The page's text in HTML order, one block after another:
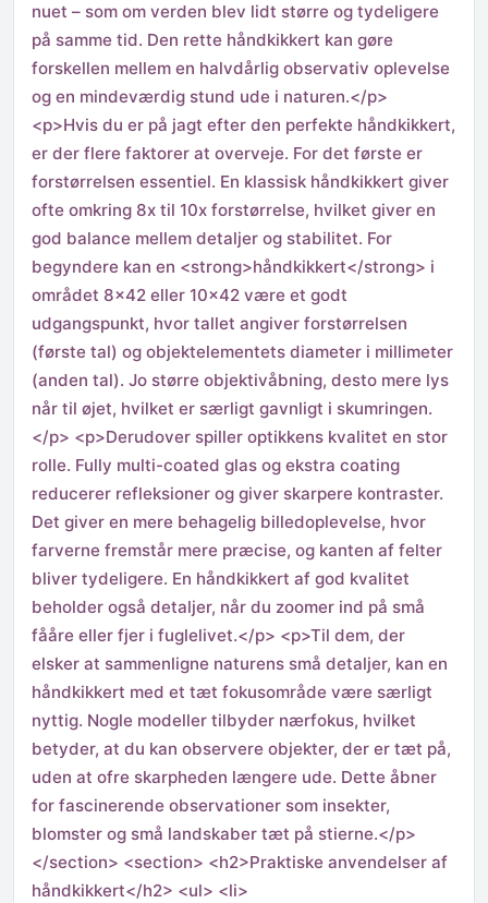
nuet – som om verden blev lidt større og tydeligere
på samme tid. Den rette håndkikkert kan gøre
forskellen mellem en halvdårlig observativ oplevelse
og en mindeværdig stund ude i naturen.</p>
<p>Hvis du er på jagt efter den perfekte håndkikkert,
er der flere faktorer at overveje. For det første er
forstørrelsen essentiel. En klassisk håndkikkert giver
ofte omkring 8x til 10x forstørrelse, hvilket giver en
god balance mellem detaljer og stabilitet. For
begyndere kan en <strong>håndkikkert</strong> i
området 8×42 eller 10×42 være et godt
udgangspunkt, hvor tallet angiver forstørrelsen
(første tal) og objektelementets diameter i millimeter
(anden tal). Jo større objektivåbning, desto mere lys
når til øjet, hvilket er særligt gavnligt i skumringen.
</p> <p>Derudover spiller optikkens kvalitet en stor
rolle. Fully multi-coated glas og ekstra coating
reducerer refleksioner og giver skarpere kontraster.
Det giver en mere behagelig billedoplevelse, hvor
farverne fremstår mere præcise, og kanten af felter
bliver tydeligere. En håndkikkert af god kvalitet
beholder også detaljer, når du zoomer ind på små
fååre eller fjer i fuglelivet.</p> <p>Til dem, der
elsker at sammenligne naturens små detaljer, kan en
håndkikkert med et tæt fokusområde være særligt
nyttig. Nogle modeller tilbyder nærfokus, hvilket
betyder, at du kan observere objekter, der er tæt på,
uden at ofre skarpheden længere ude. Dette åbner
for fascinerende observationer som insekter,
blomster og små landskaber tæt på stierne.</p>
</section> <section> <h2>Praktiske anvendelser af
håndkikkert</h2> <ul> <li>